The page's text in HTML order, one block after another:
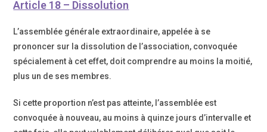
Article 18 – Dissolution
L’assemblée générale extraordinaire, appelée à se
prononcer sur la dissolution de l’association, convoquée
spécialement à cet effet, doit comprendre au moins la moitié,
plus un de ses membres.
Si cette proportion n’est pas atteinte, l’assemblée est
convoquée à nouveau, au moins à quinze jours d’intervalle et